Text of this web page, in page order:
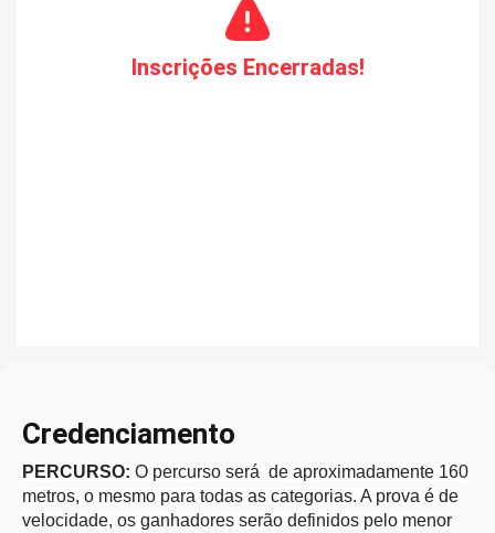
Inscrições Encerradas!
Credenciamento
PERCURSO: O percurso será de aproximadamente 160
metros, o mesmo para todas as categorias. A prova é de
velocidade, os ganhadores serão definidos pelo menor